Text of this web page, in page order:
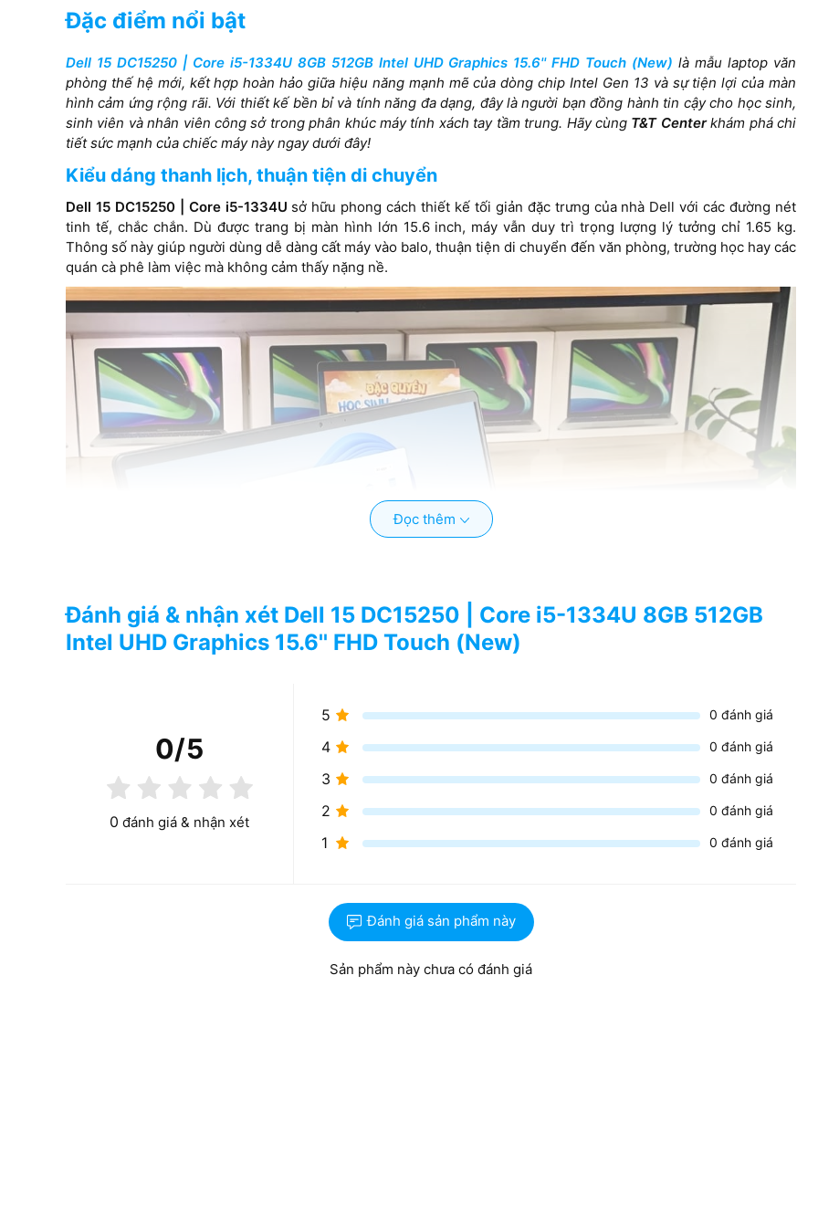
Card VGA
Intel® UHD Graphics
Màn hình
15.6 inch FHD (1920 x 1080),
Touch, WVA, 60Hz, 250 nits,
Anti-Glare LED-Backlit Display
Intel® Graphics
16.0inch, 16:10 FHD+
(1920x1200), Touch, 300nits
ComfortView, Touch
Intel Graphics
ComfortView, Touch
Intel®
Đặc điểm nổi bật
Dell 15 DC15250 | Core i5-1334U 8GB 512GB Intel UHD Graphics 15.6'' FHD Touch (New) là mẫu laptop văn
phòng thế hệ mới, kết hợp hoàn hảo giữa hiệu năng mạnh mẽ của dòng chip Intel Gen 13 và sự tiện lợi của màn
hình cảm ứng rộng rãi. Với thiết kế bền bỉ và tính năng đa dạng, đây là người bạn đồng hành tin cậy cho học sinh,
sinh viên và nhân viên công sở trong phân khúc máy tính xách tay tầm trung. Hãy cùng T&T Centerkhám phá chi
tiết sức mạnh của chiếc máy này ngay dưới đây!
Kiểu dáng thanh lịch, thuận tiện di chuyển
Dell 15 DC15250 | Core i5-1334U sở hữu phong cách thiết kế tối giản đặc trưng của nhà Dell với các đường nét
tinh tế, chắc chắn. Dù được trang bị màn hình lớn 15.6 inch, máy vẫn duy trì trọng lượng lý tưởng chỉ 1.65 kg.
Thông số này giúp người dùng dễ dàng cất máy vào balo, thuận tiện di chuyển đến văn phòng, trường học hay các
quán cà phê làm việc mà không cảm thấy nặng nề.
Đọc thêm
Đánh giá & nhận xét Dell 15 DC15250 | Core i5-1334U 8GB 512GB
Intel UHD Graphics 15.6'' FHD Touch (New)
0/5
0 đánh giá & nhận xét
5 0 đánh giá
4 0 đánh giá
3 0 đánh giá
2 0 đánh giá
1 0 đánh giá
Đánh giá sản phẩm này
Sản phẩm này chưa có đánh giá